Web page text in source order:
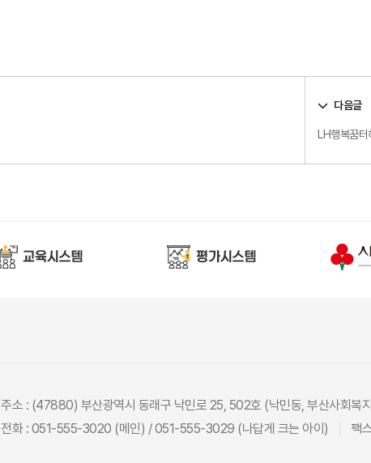
다음글
LH행복꿈터
주소 : (47880) 부산광역시 동래구 낙민로 25, 502호 (낙민동, 부산사회복
전화 : 051-555-3020 (메인) / 051-555-3029 (나답게 크는 아이)
팩